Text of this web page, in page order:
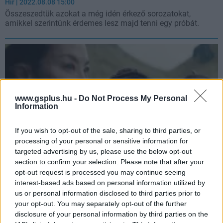
www.gsplus.hu - Do Not Process My Personal
Information
If you wish to opt-out of the sale, sharing to third parties, or
processing of your personal or sensitive information for
targeted advertising by us, please use the below opt-out
section to confirm your selection. Please note that after your
opt-out request is processed you may continue seeing
interest-based ads based on personal information utilized by
us or personal information disclosed to third parties prior to
your opt-out. You may separately opt-out of the further
disclosure of your personal information by third parties on the
Hír | 2022.08.08 15:00
Összeszedtük azokat a még idén érkező sorozatokat,
amikkel szerintünk érdemes lesz majd tenni egy próbát.
Megvan, hogy nagyjából mikor jöhet a Vaják: A vér
eredete
| 2022.05.03 14:57
Egy új jelentés szerint sajnos még hónapokat kell várnunk a
következő The Witcher sorozat premierjéig.